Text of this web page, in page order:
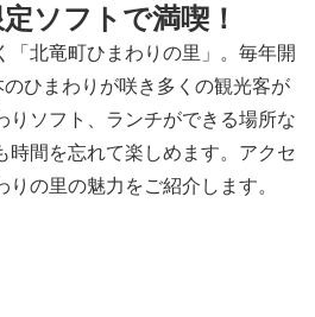
ソフトで満喫！
「北竜町ひまわりの里」。毎年開
ひまわりが咲き多くの観光客が
りソフト、ランチができる場所な
時間を忘れて楽しめます。アクセ
の里の魅力をご紹介します。